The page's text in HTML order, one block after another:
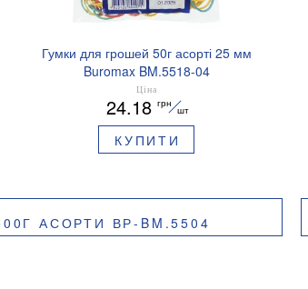
Гумки для грошей 50г асорті 25 мм
Buromax BM.5518-04
Ціна
24.18 грн
шт
КУПИТИ
АСОРТИ ВР-BM.5504